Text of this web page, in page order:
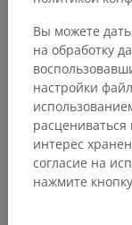
Вы можете
на обработку
настройки
интерес
согласие на
нажмите